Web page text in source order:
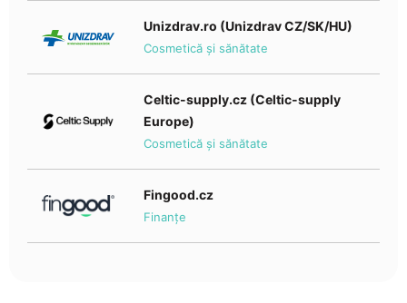
Unizdrav.ro (Unizdrav CZ/SK/HU)
Cosmetică și sănătate
Celtic-supply.cz (Celtic-supply
Europe)
Cosmetică și sănătate
Fingood.cz
Finanțe